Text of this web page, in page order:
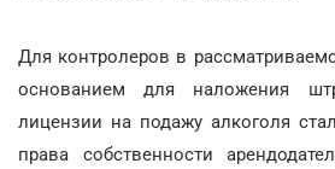
Для контролеров в
основанием для наложения
лицензии на подажу алкоголя
права собственности